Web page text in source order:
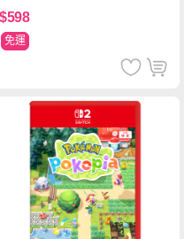
黑色
$598
免運